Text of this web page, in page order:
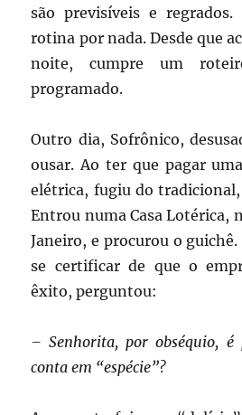
são previsíveis e
rotina por nada. Desde que
noite, cumpre um
programado.
Outro dia, Sofrônico,
ousar. Ao ter que pagar
elétrica, fugiu do tradicional,
Entrou numa Casa Lotérica,
Janeiro, e procurou o
se certificar de que o
êxito, perguntou:
– Senhorita, por obséquio, é
conta em “espécie”?